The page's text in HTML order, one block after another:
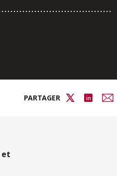
PARTAGER
et